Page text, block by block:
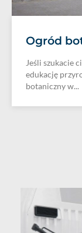
Ogród
Jeśli szukacie
edukację
botaniczny w...